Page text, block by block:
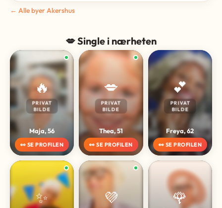
← Alle byer Akershus
💋 Single i nærheten
🔥
PRIVAT
BILDE
Maja, 56
👀 SE PROFILEN
💋
PRIVAT
BILDE
Thea, 51
👀 SE PROFILEN
💕
PRIVAT
BILDE
Freya, 62
👀 SE PROFILEN
✨ 💜 🌹